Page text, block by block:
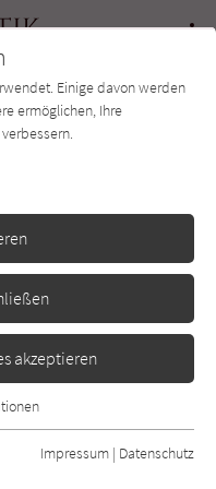
Newsletter
Einige davon werden
ermöglichen, Ihre
akzeptieren
Funktionen der
dass die Webseite
Impressum | Datenschutz